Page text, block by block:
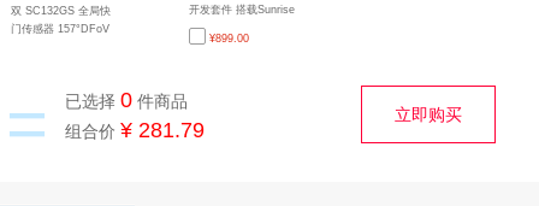
双 SC132GS 全局快
门传感器 157°DFoV
开发套件 搭载Sunrise
5智能计算芯片八核
Cortex A55处理器
¥899.00
= 已选择 0件商品
组合价 ¥ 281.79
立即购买